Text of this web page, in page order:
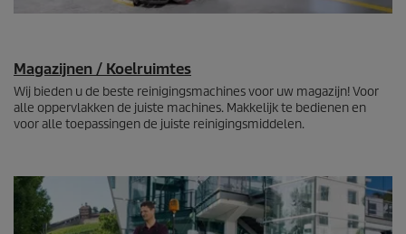
Magazijnen / Koelruimtes
Wij bieden u de beste reinigingsmachines voor uw magazijn! Voor
alle oppervlakken de juiste machines. Makkelijk te bedienen en
voor alle toepassingen de juiste reinigingsmiddelen.